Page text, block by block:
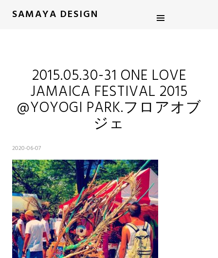
SAMAYA DESIGN
2015.05.30-31 ONE LOVE
JAMAICA FESTIVAL 2015
@YOYOGI PARK.フロアオブ
ジェ
2020-06-07